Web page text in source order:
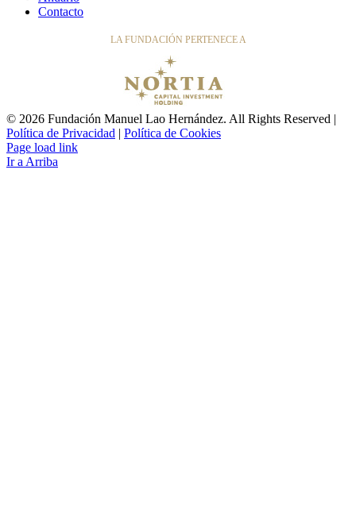
Contacto
LA FUNDACIÓN PERTENECE A
© 2026 Fundación Manuel Lao Hernández. All Rights Reserved |
Política de Privacidad | Política de Cookies
Page load link
Ir a Arriba